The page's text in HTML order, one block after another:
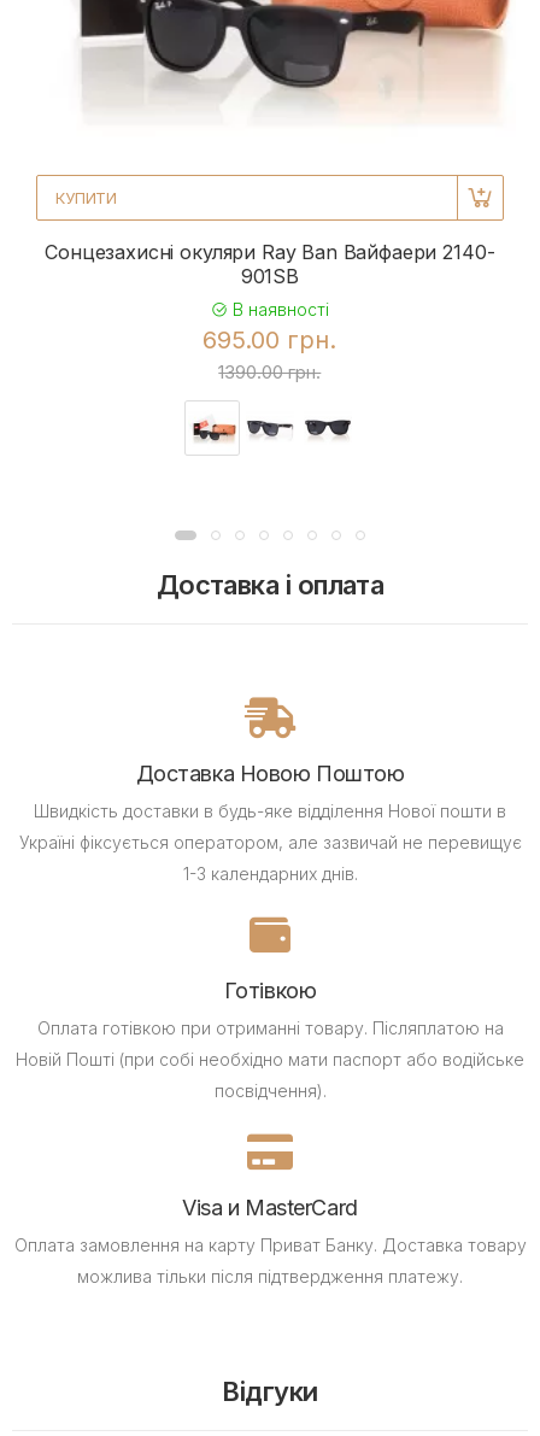
КУПИТИ
Сонцезахисні окуляри Ray Ban Вайфаери 2140-
901SB
В наявності
695.00 грн.
1390.00 грн.
Доставка і оплата
Доставка Новою Поштою
Швидкість доставки в будь-яке відділення Нової пошти в
Україні фіксується оператором, але зазвичай не перевищує
1-3 календарних днів.
Готівкою
Оплата готівкою при отриманні товару. Післяплатою на
Новій Пошті (при собі необхідно мати паспорт або водійське
посвідчення).
Visa и MasterCard
Оплата замовлення на карту Приват Банку. Доставка товару
можлива тільки після підтвердження платежу.
Відгуки